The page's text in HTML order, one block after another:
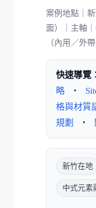
案例地點｜
面）｜主軸
（內用／外
快速導覽
略
・
格與材質
規劃
・
新竹在地
中式元素